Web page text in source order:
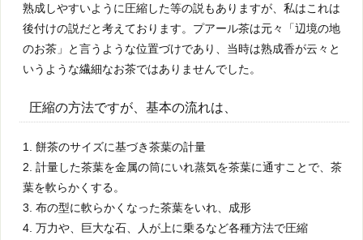
熟成しやすいように圧縮した等の説もありますが、私はこれは
後付けの説だと考えております。プアール茶は元々「辺境の地
のお茶」と言うような位置づけであり、当時は熟成香が云々と
いうような繊細なお茶ではありませんでした。
圧縮の方法ですが、基本の流れは、
1. 餅茶のサイズに基づき茶葉の計量
2. 計量した茶葉を金属の筒にいれ蒸気を茶葉に通すことで、茶
葉を軟らかくする。
3. 布の型に軟らかくなった茶葉をいれ、成形
4. 万力や、巨大な石、人が上に乗るなど各種方法で圧縮